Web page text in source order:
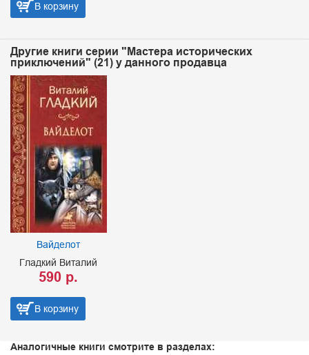
В корзину
Другие книги серии "Мастера исторических
приключений" (21) у данного продавца
Вайделот
Гладкий Виталий
590 р.
В корзину
Аналогичные книги смотрите в разделах: